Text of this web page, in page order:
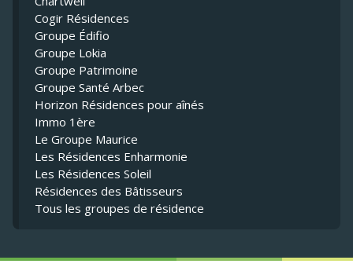
Cogir Résidences
Groupe Édifio
Groupe Lokia
Groupe Patrimoine
Groupe Santé Arbec
Horizon Résidences pour aînés
Immo 1ère
Le Groupe Maurice
Les Résidences Enharmonie
Les Résidences Soleil
Résidences des Bâtisseurs
Tous les groupes de résidence